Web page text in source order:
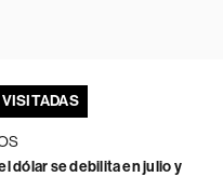
dólar se debilita en julio y